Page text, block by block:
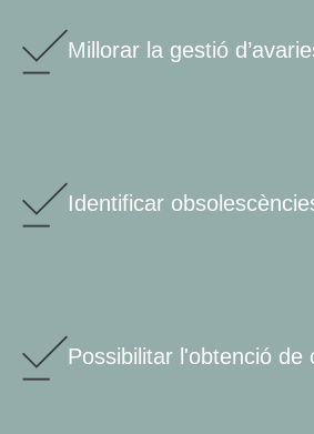
Millorar la gestió
Identificar
Possibilitar l'obtenció de